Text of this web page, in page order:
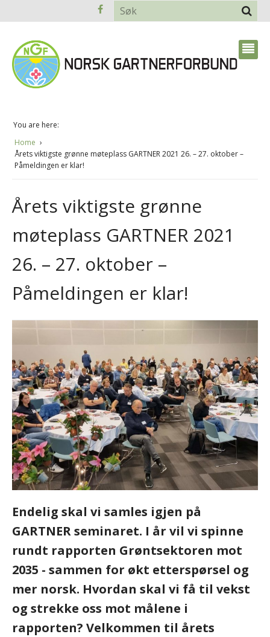
You are here:
Home
Årets viktigste grønne møteplass GARTNER 2021 26. – 27. oktober –
Påmeldingen er klar!
Årets viktigste grønne
møteplass GARTNER 2021
26. – 27. oktober –
Påmeldingen er klar!
Endelig skal vi samles igjen på
GARTNER seminaret. I år vil vi spinne
rundt rapporten Grøntsektoren mot
2035 - sammen for økt etterspørsel og
mer norsk. Hvordan skal vi få til vekst
og strekke oss mot målene i
rapporten? Velkommen til årets